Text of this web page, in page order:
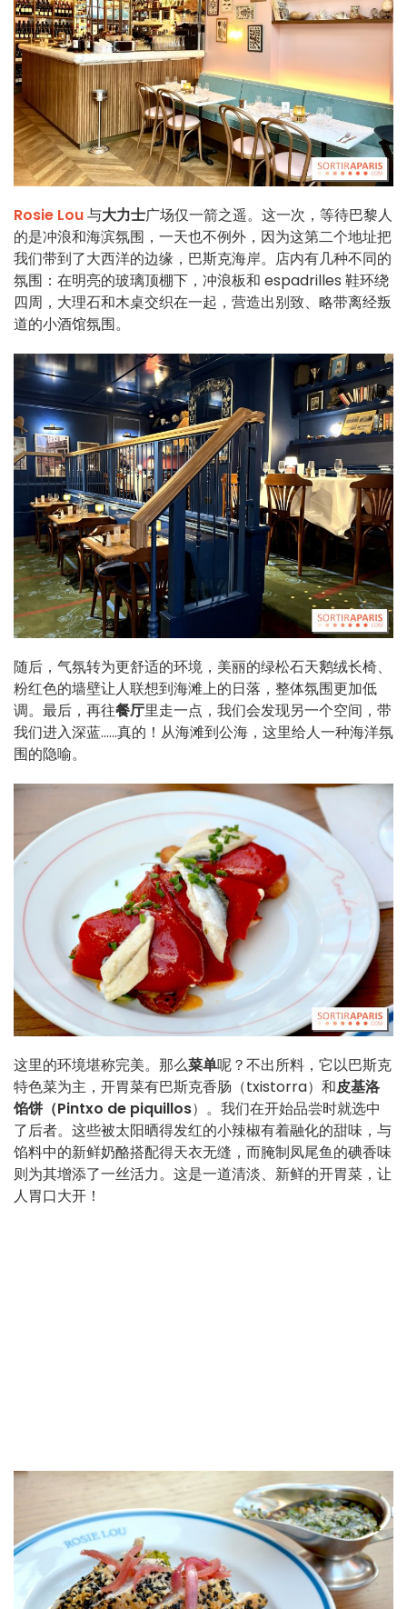
Rosie Lou与大力士广场仅一箭之遥。这一次，等待巴黎人
的是冲浪和海滨氛围，一天也不例外，因为这第二个地址把
我们带到了大西洋的边缘，巴斯克海岸。店内有几种不同的
氛围：在明亮的玻璃顶棚下，冲浪板和 espadrilles 鞋环绕
四周，大理石和木桌交织在一起，营造出别致、略带离经叛
道的小酒馆氛围。
随后，气氛转为更舒适的环境，美丽的绿松石天鹅绒长椅、
粉红色的墙壁让人联想到海滩上的日落，整体氛围更加低
调。最后，再往餐厅里走一点，我们会发现另一个空间，带
我们进入深蓝......真的！从海滩到公海，这里给人一种海洋氛
围的隐喻。
这里的环境堪称完美。那么菜单呢？不出所料，它以巴斯克
特色菜为主，开胃菜有巴斯克香肠（txistorra）和皮基洛
馅饼（Pintxo de piquillos）。我们在开始品尝时就选中
了后者。这些被太阳晒得发红的小辣椒有着融化的甜味，与
馅料中的新鲜奶酪搭配得天衣无缝，而腌制凤尾鱼的碘香味
则为其增添了一丝活力。这是一道清淡、新鲜的开胃菜，让
人胃口大开！